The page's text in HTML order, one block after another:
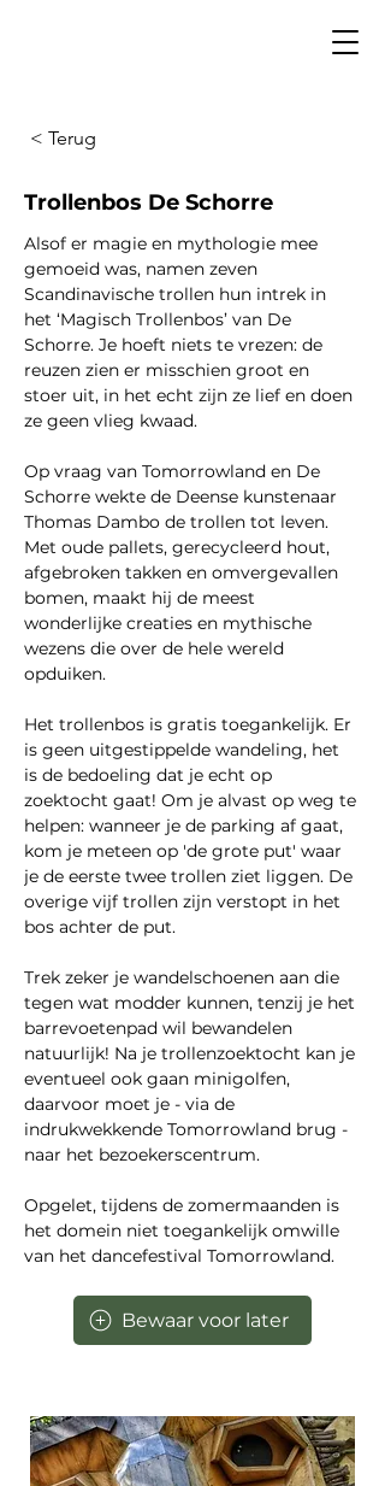
< Terug
Trollenbos De Schorre
Alsof er magie en mythologie mee
gemoeid was, namen zeven
Scandinavische trollen hun intrek in
het ‘Magisch Trollenbos’ van De
Schorre. Je hoeft niets te vrezen: de
reuzen zien er misschien groot en
stoer uit, in het echt zijn ze lief en doen
ze geen vlieg kwaad.
Op vraag van Tomorrowland en De
Schorre wekte de Deense kunstenaar
Thomas Dambo de trollen tot leven.
Met oude pallets, gerecycleerd hout,
afgebroken takken en omvergevallen
bomen, maakt hij de meest
wonderlijke creaties en mythische
wezens die over de hele wereld
opduiken.
Het trollenbos is gratis toegankelijk. Er
is geen uitgestippelde wandeling, het
is de bedoeling dat je echt op
zoektocht gaat! Om je alvast op weg te
helpen: wanneer je de parking af gaat,
kom je meteen op 'de grote put' waar
je de eerste twee trollen ziet liggen. De
overige vijf trollen zijn verstopt in het
bos achter de put.
Trek zeker je wandelschoenen aan die
tegen wat modder kunnen, tenzij je het
barrevoetenpad wil bewandelen
natuurlijk! Na je trollenzoektocht kan je
eventueel ook gaan minigolfen,
daarvoor moet je - via de
indrukwekkende Tomorrowland brug -
naar het bezoekerscentrum.
Opgelet, tijdens de zomermaanden is
het domein niet toegankelijk omwille
van het dancefestival Tomorrowland.
Bewaar voor later